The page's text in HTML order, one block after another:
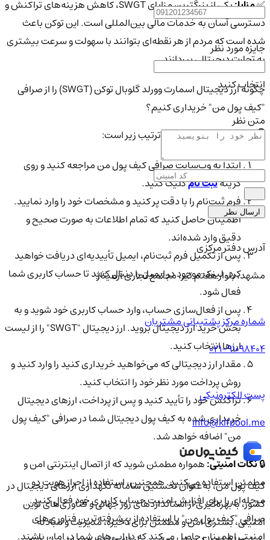
✅مزایا:
یکی از بزرگترین مزایای SWGT، کاهش هزینه‌های تراکنش و
دسترسی آسان به خدمات مالی بین‌المللی است. این توکن باعث
شده است که مردم از هر نقطه‌ای بتوانند با سهولت و سرعت بیشتری
به تجارت دیجیتالی بپردازند.
چگونه ارز دیجیتال اسمارت وورلد گلوبال توکن (SWGT) را از صرافی
"کیف پول من" خریداری کنیم؟
👇 مراحل ثبت‌نام و خرید به ترتیب زیر است:
ابتدا به وب‌سایت صرافی کیف پول من مراجعه کنید و روی
گزینهثبت نامکلیک کنید.
فرم ثبت‌نام را با دقت پر کنید و مشخصات خود را وارد نمایید.
اطمینان حاصل کنید که تمام اطلاعات به صورت صحیح و
دقیق وارد شده‌اند.
پس از تکمیل فرم ثبت‌نام، ایمیل تأییدیه‌ای دریافت خواهید
کرد. لینک موجود در ایمیل را دنبال کنید تا حساب کاربری شما
فعال شود.
پس از فعال‌سازی حساب، وارد حساب کاربری خود شوید و به
بخش خرید ارز دیجیتال بروید. ارز دیجیتال "SWGT" را از لیست
ارزها انتخاب کنید.
مقدار ارز دیجیتالی که می‌خواهید خریداری کنید را وارد کنید و
روش پرداخت مورد نظر خود را انتخاب کنید.
تراکنش خود را تأیید کنید و پس از پرداخت، ارزهای دیجیتال
خریداری شده به کیف پول دیجیتال شما در صرافی "کیف پول
من" اضافه خواهد شد.
🔒نکات امنیتی:همواره مطمئن شوید که از اتصال اینترنتی امن و
مطمئن استفاده می‌کنید. همچنین، استفاده از احراز هویت دو
مرحله‌ای را برای افزایش امنیت حساب کاربری خود فعال کنید.
صرافی "کیف پول من" با استفاده از پیشرفته‌ترین فناوری‌های
امنیتی اطمینان حاصل می‌کند که دارایی‌های شما در امان باشند.
جایزه مورد نظر
انتخاب کنید
متن نظر
ارسال نظر
آدرس دفتر مرکزی
مشهد، بلوار هفتم تیر، مجتمع تجاری آرمیتاژ
شماره مرکز پشتیبانی مشتریان
021-91098404
پست الکترونیکی
info@kifpool.me
کیف‌ پول من، به‌عنوان نخستین سامانه نگهداری ارزهای دیجیتال در
کشور، با بهره‌گیری از استانداردهای روز جهانی و فناوری‌های نوین
امنیتی، بستری امن و مطمئن برای ذخیره، مدیریت و مبادله